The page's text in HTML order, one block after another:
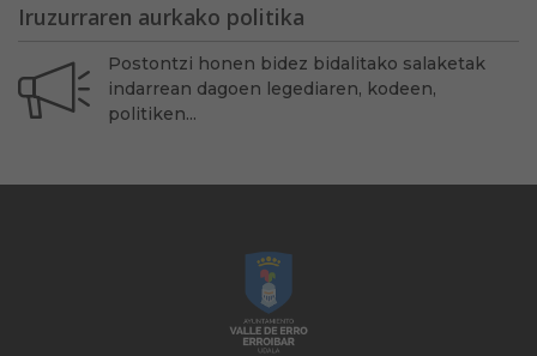
Iruzurraren aurkako politika
Postontzi honen bidez bidalitako salaketak
indarrean dagoen legediaren, kodeen,
politiken...